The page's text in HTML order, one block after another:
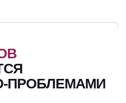
ПРОБЛЕМАМИ